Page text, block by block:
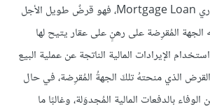
أما القرض (الرهن) العقاري Mortgage Loan، فهو قرضٌ طويل الأجل
المُقرِضة على رهنٍ على عقار يتيح لها
الإيرادات المالية الناتجة عن عملية البيع
الذي منحتهُ تلكَ الجهةُ المُقرِضة، في حال
بالدفعات المالية المُجدوَلة، وغالبًا ما